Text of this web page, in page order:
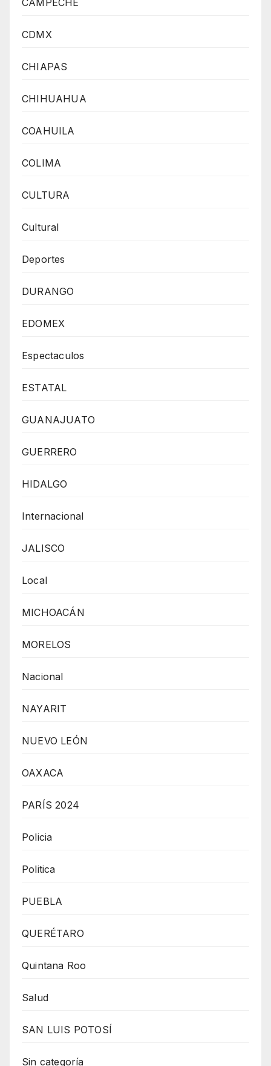
CDMX
CHIAPAS
CHIHUAHUA
COAHUILA
COLIMA
CULTURA
Cultural
Deportes
DURANGO
EDOMEX
Espectaculos
ESTATAL
GUANAJUATO
GUERRERO
HIDALGO
Internacional
JALISCO
Local
MICHOACÁN
MORELOS
Nacional
NAYARIT
NUEVO LEÓN
OAXACA
PARÍS 2024
Policia
Politica
PUEBLA
QUERÉTARO
Quintana Roo
Salud
SAN LUIS POTOSÍ
Sin categoría